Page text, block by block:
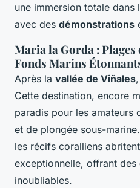
une immersion totale
avec des démonstrations
Maria la Gorda : Plages
Fonds Marins
Après la vallée de Viñales
Cette destination, encore
paradis pour les amateurs
et de plongée sous-
les récifs coralliens
exceptionnelle, offrant des
inoubliables.